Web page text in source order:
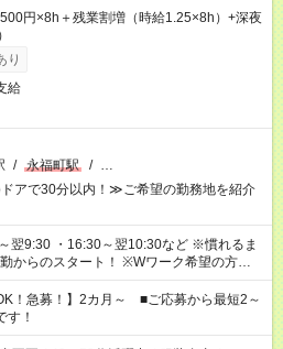
円×8h＋残業割増（時給1.25×8h）+深夜
り
給
/ 永福町駅 / …
アで30分以内！≫ご希望の勤務地を紹介
翌9:30 ・16:30～翌10:30など ※慣れるま
ート！ ※Wワーク希望の方へ
する勤務時間と、もう1つのお仕事の勤務
間を超える場合は応募できません。
！急募！】2カ月～ ■ご応募から最短2～
す！